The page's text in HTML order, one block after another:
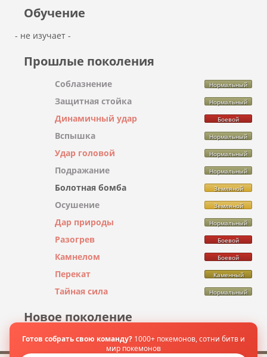
Готов собрать свою команду? 1000+ покемонов, сотни битв и
мир покемонов
Обучение
- не изучает -
Прошлые поколения
Соблазнение Нормальный
Защитная стойка Нормальный
Динамичный удар Боевой
Вспышка Нормальный
Удар головой Нормальный
Подражание Нормальный
Болотная бомба Земляной
Осушение Земляной
Дар природы Нормальный
Разогрев Боевой
Камнелом Боевой
Перекат Каменный
Тайная сила Нормальный
Новое поколение
- не изучает -